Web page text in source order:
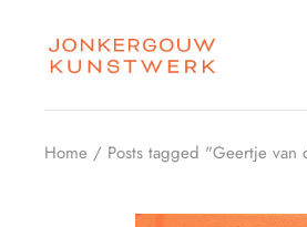
content
Home Posts tagged "Geertje van